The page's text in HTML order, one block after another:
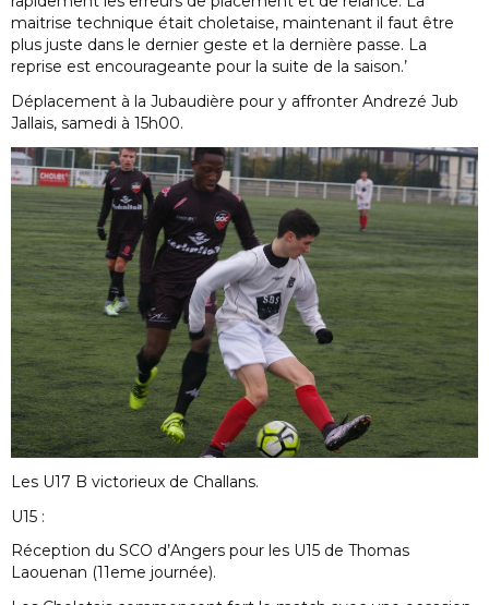
maitrise technique était choletaise, maintenant il faut être
plus juste dans le dernier geste et la dernière passe. La
reprise est encourageante pour la suite de la saison.’
Déplacement à la Jubaudière pour y affronter Andrezé Jub
Jallais, samedi à 15h00.
Les U17 B victorieux de Challans.
U15 :
Réception du SCO d’Angers pour les U15 de Thomas
Laouenan (11eme journée).